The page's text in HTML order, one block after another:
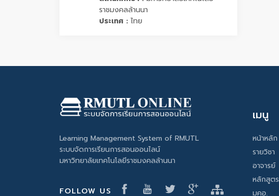
ราชมงคลล้านนา
ประเทศ : ไทย
Learning Management System of RMUTL
ระบบจัดการเรียนการสอนออนไลน์
มหาวิทยาลัยเทคโนโลยีราชมงคลล้านนา
FOLLOW US
เมนู
หน้าหลัก
รายวิชา
อาจารย์
หลักสูตร
มคอ.